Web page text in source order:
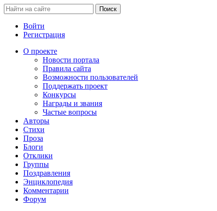
Войти
Регистрация
О проекте
Новости портала
Правила сайта
Возможности пользователей
Поддержать проект
Конкурсы
Награды и звания
Частые вопросы
Авторы
Стихи
Проза
Блоги
Отклики
Группы
Поздравления
Энциклопедия
Комментарии
Форум